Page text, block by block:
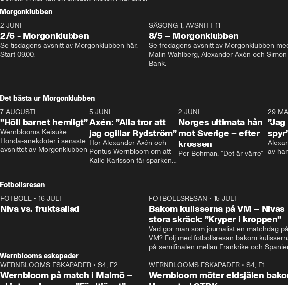
fungerar inför och under match i världens
bästa hockeyliga
Morgonklubben
2 JUNI
2/6 - Morgonklubben
Se tisdagens avsnitt av Morgonklubben här.
SÄSONG 1, AVSNITT 11
8/5 – Morgonklubben
Se fredagens avsnitt av Morgonklubben
Malin Wahlberg, Alexander Axén och Simon
Bank.
Det bästa ur Morgonklubben
1:14
7 AUGUSTI
”Höll barnet hemligt”
Wernblooms Keisuke
Honda-anekdoter i senaste
avsnittet av Morgonklubben
0:44
5 JUNI
Axén: ”Alla tror att
jag ogillar Rydström”
Hör Alexander Axén och
Pontus Wernbloom om att
Kalle Karlsson får sparken
2 JUNI
Norges ultimata hån
mot Sverige – efter
krossen
Per Bohman: ”Det är värre”
29
av
Fotbollsresan
FOTBOLL • 16 JULI
Niva vs. fruktsallad
FOTBOLLSRESAN • 15 JULI
Bakom kulisserna på VM – Nivas
stora skräck: ”Kryper i kroppen”
Vad gör man som journalist en matchdag på
VM? Följ med fotbollsresan bakom
Wernblooms eskapader
WERNBLOOMS ESKAPADER • S4, E2
Wernbloom på match i Malmö –
WERNBLOOMS ESKAPADER• S4, E1
Wernbloom möter eldsjälen